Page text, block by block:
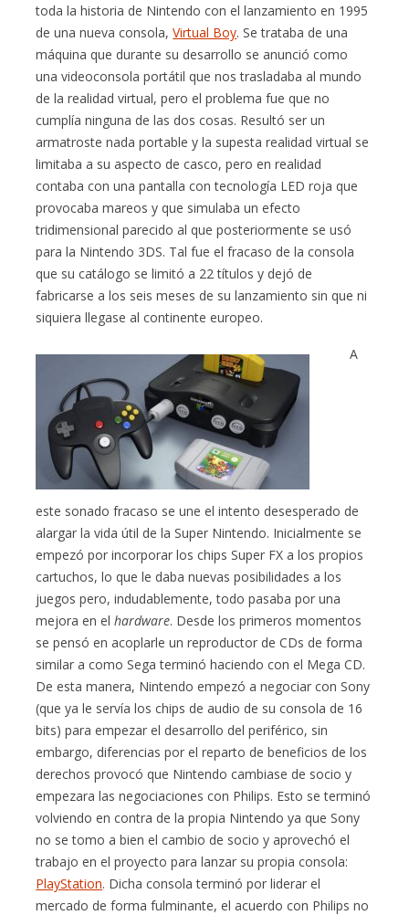
toda la historia de Nintendo con el lanzamiento en 1995
de una nueva consola,Virtual Boy. Se trataba de una
máquina que durante su desarrollo se anunció como
una videoconsola portátil que nos trasladaba al mundo
de la realidad virtual, pero el problema fue que no
cumplía ninguna de las dos cosas. Resultó ser un
armatroste nada portable y la supesta realidad virtual se
limitaba a su aspecto de casco, pero en realidad
contaba con una pantalla con tecnología LED roja que
provocaba mareos y que simulaba un efecto
tridimensional parecido al que posteriormente se usó
para la Nintendo 3DS. Tal fue el fracaso de la consola
que su catálogo se limitó a 22 títulos y dejó de
fabricarse a los seis meses de su lanzamiento sin que ni
siquiera llegase al continente europeo.
A
este sonado fracaso se une el intento desesperado de
alargar la vida útil de la Super Nintendo. Inicialmente se
empezó por incorporar los chips Super FX a los propios
cartuchos, lo que le daba nuevas posibilidades a los
juegos pero, indudablemente, todo pasaba por una
mejora en elhardware. Desde los primeros momentos
se pensó en acoplarle un reproductor de CDs de forma
similar a como Sega terminó haciendo con el Mega CD.
De esta manera, Nintendo empezó a negociar con Sony
(que ya le servía los chips de audio de su consola de 16
bits) para empezar el desarrollo del periférico, sin
embargo, diferencias por el reparto de beneficios de los
derechos provocó que Nintendo cambiase de socio y
empezara las negociaciones con Philips. Esto se terminó
volviendo en contra de la propia Nintendo ya que Sony
no se tomo a bien el cambio de socio y aprovechó el
trabajo en el proyecto para lanzar su propia consola:
PlayStation. Dicha consola terminó por liderar el
mercado de forma fulminante, el acuerdo con Philips no